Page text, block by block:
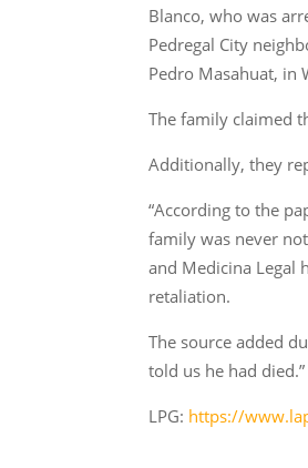
Blanco, who was
Pedregal City
Pedro Masahuat, in
The family claimed
Additionally, they
“According to the
family was never
and Medicina Legal
retaliation.
The source added
told us he had died.”
LPG: https://